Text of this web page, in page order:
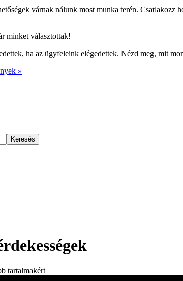
várnak nálunk most munka terén. Csatlakozz
minket választottak!
ha az ügyfeleink elégedettek. Nézd meg, mit
»
Keresés
tartalmakért